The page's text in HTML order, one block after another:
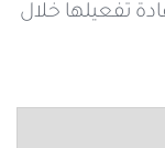
تفعيلها خلال